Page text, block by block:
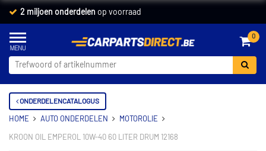
2 miljoen onderdelen op voorraad
0
ONDERDELENCATALOGUS
HOME AUTO ONDERDELEN MOTOROLIE
KROON OIL EMPEROL 10W-40 60 LITER DRUM 12168